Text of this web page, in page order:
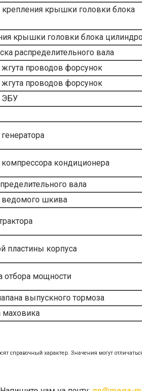
крышки головки блока
крышки головки блока
распределительного вала
проводов форсунок
проводов форсунок
ЭБУ
кондиционера
вала
ведомого шкива
пластины корпуса
отбора мощности
выпускного тормоза
маховика
справочный характер. Значения могут